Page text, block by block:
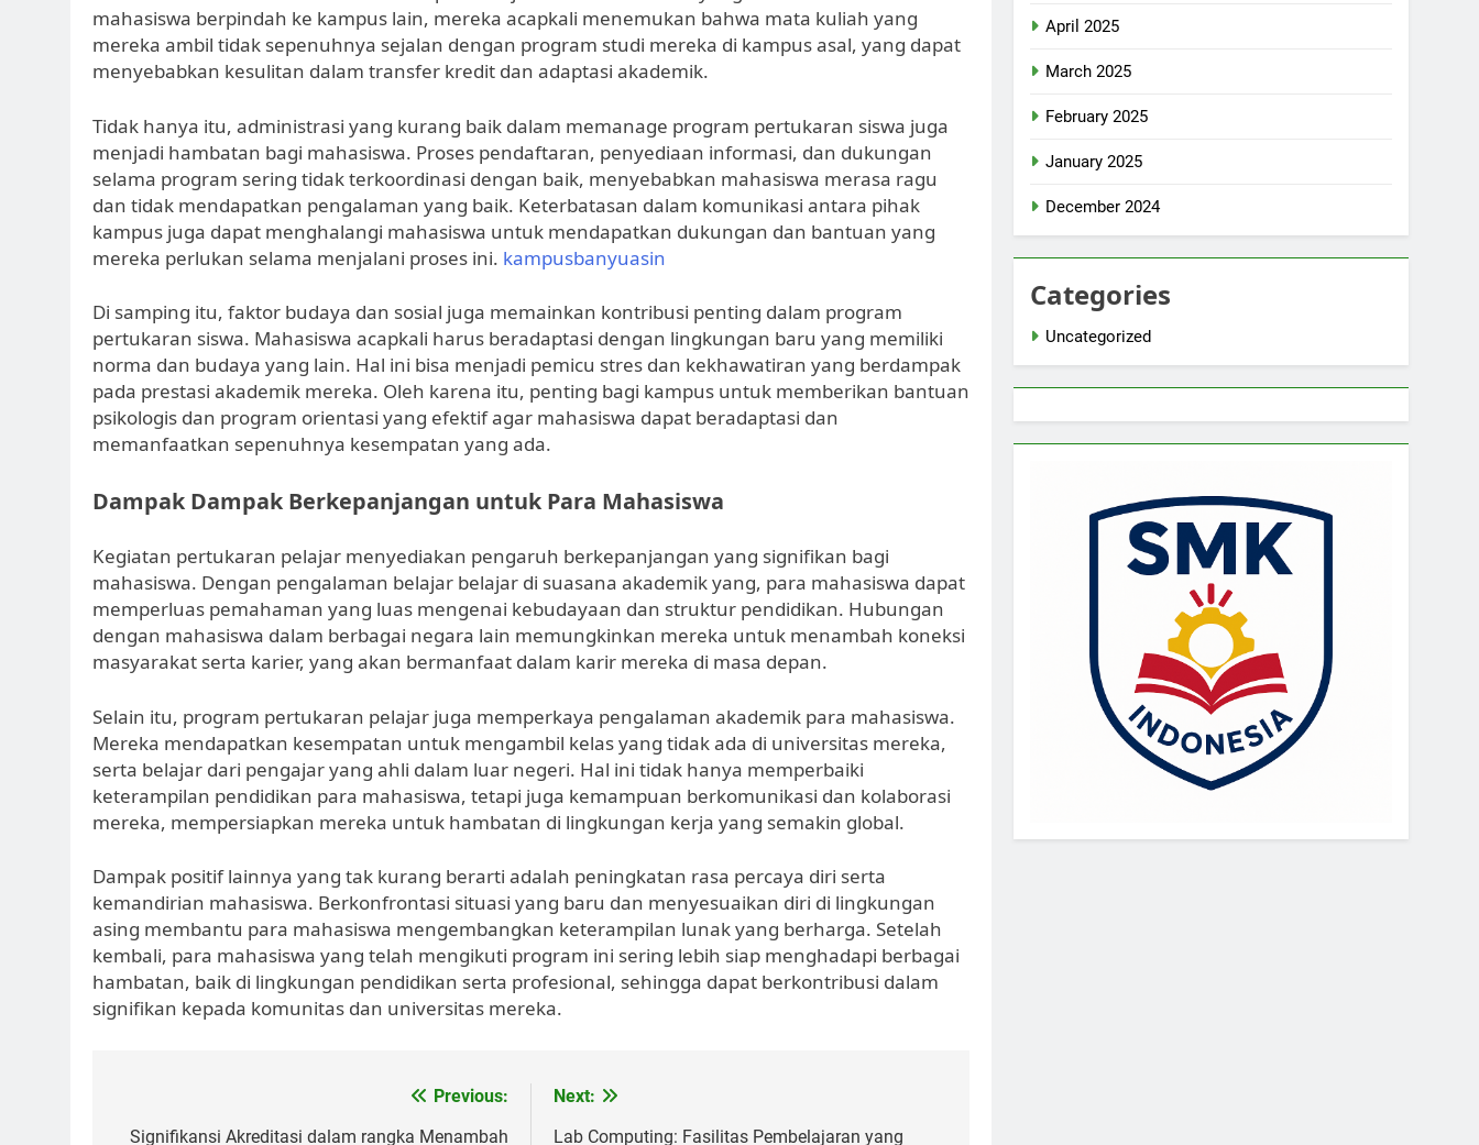
mahasiswa berpindah ke kampus lain, mereka acapkali menemukan bahwa mata kuliah yang
mereka ambil tidak sepenuhnya sejalan dengan program studi mereka di kampus asal, yang dapat
menyebabkan kesulitan dalam transfer kredit dan adaptasi akademik.
Tidak hanya itu, administrasi yang kurang baik dalam memanage program pertukaran siswa juga
menjadi hambatan bagi mahasiswa. Proses pendaftaran, penyediaan informasi, dan dukungan
selama program sering tidak terkoordinasi dengan baik, menyebabkan mahasiswa merasa ragu
dan tidak mendapatkan pengalaman yang baik. Keterbatasan dalam komunikasi antara pihak
kampus juga dapat menghalangi mahasiswa untuk mendapatkan dukungan dan bantuan yang
mereka perlukan selama menjalani proses ini. kampusbanyuasin
Di samping itu, faktor budaya dan sosial juga memainkan kontribusi penting dalam program
pertukaran siswa. Mahasiswa acapkali harus beradaptasi dengan lingkungan baru yang memiliki
norma dan budaya yang lain. Hal ini bisa menjadi pemicu stres dan kekhawatiran yang berdampak
pada prestasi akademik mereka. Oleh karena itu, penting bagi kampus untuk memberikan bantuan
psikologis dan program orientasi yang efektif agar mahasiswa dapat beradaptasi dan
memanfaatkan sepenuhnya kesempatan yang ada.
Dampak Dampak Berkepanjangan untuk Para Mahasiswa
Kegiatan pertukaran pelajar menyediakan pengaruh berkepanjangan yang signifikan bagi
mahasiswa. Dengan pengalaman belajar belajar di suasana akademik yang, para mahasiswa dapat
memperluas pemahaman yang luas mengenai kebudayaan dan struktur pendidikan. Hubungan
dengan mahasiswa dalam berbagai negara lain memungkinkan mereka untuk menambah koneksi
masyarakat serta karier, yang akan bermanfaat dalam karir mereka di masa depan.
Selain itu, program pertukaran pelajar juga memperkaya pengalaman akademik para mahasiswa.
Mereka mendapatkan kesempatan untuk mengambil kelas yang tidak ada di universitas mereka,
serta belajar dari pengajar yang ahli dalam luar negeri. Hal ini tidak hanya memperbaiki
keterampilan pendidikan para mahasiswa, tetapi juga kemampuan berkomunikasi dan kolaborasi
mereka, mempersiapkan mereka untuk hambatan di lingkungan kerja yang semakin global.
Dampak positif lainnya yang tak kurang berarti adalah peningkatan rasa percaya diri serta
kemandirian mahasiswa. Berkonfrontasi situasi yang baru dan menyesuaikan diri di lingkungan
asing membantu para mahasiswa mengembangkan keterampilan lunak yang berharga. Setelah
kembali, para mahasiswa yang telah mengikuti program ini sering lebih siap menghadapi berbagai
hambatan, baik di lingkungan pendidikan serta profesional, sehingga dapat berkontribusi dalam
signifikan kepada komunitas dan universitas mereka.
Previous:
Signifikansi Akreditasi dalam rangka Menambah
Next:
Lab Computing: Fasilitas Pembelajaran yang
April 2025
March 2025
February 2025
January 2025
December 2024
Categories
Uncategorized